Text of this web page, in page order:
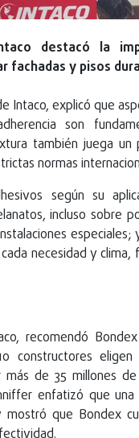
destacó la
fachadas y pisos
Intaco, explicó que
son
también juega
normas
según su
incluso sobre
necesidad y
recomendó
constructores
de 35 millones
enfatizó que una
que Bondex